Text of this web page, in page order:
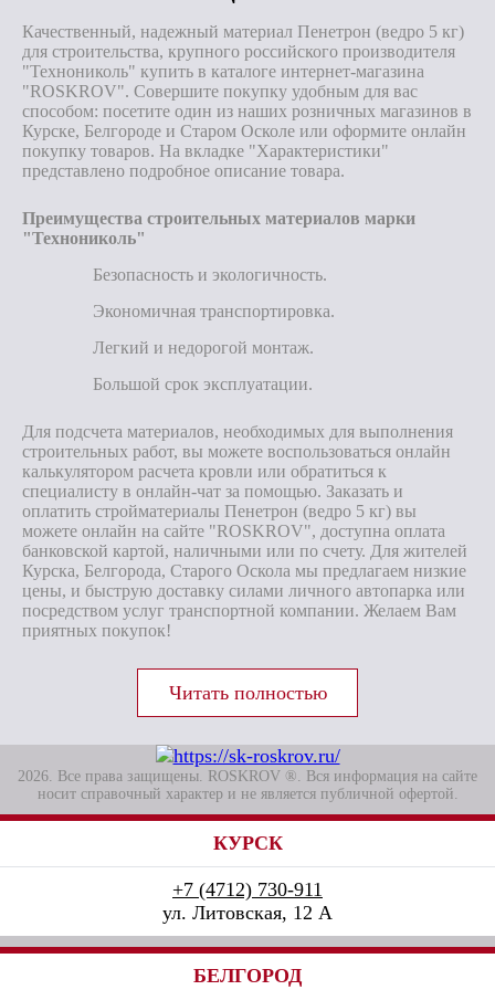
Качественный, надежный материал Пенетрон (ведро 5 кг)
для строительства, крупного российского производителя
"Технониколь" купить в каталоге интернет-магазина
"ROSKROV". Совершите покупку удобным для вас
способом: посетите один из наших розничных магазинов в
Курске, Белгороде и Старом Осколе или оформите онлайн
покупку товаров. На вкладке "Характеристики"
представлено подробное описание товара.
Преимущества строительных материалов марки
"Технониколь"
Безопасность и экологичность.
Экономичная транспортировка.
Легкий и недорогой монтаж.
Большой срок эксплуатации.
Для подсчета материалов, необходимых для выполнения
строительных работ, вы можете воспользоваться онлайн
калькулятором расчета кровли или обратиться к
специалисту в онлайн-чат за помощью. Заказать и
оплатить стройматериалы Пенетрон (ведро 5 кг) вы
можете онлайн на сайте "ROSKROV", доступна оплата
банковской картой, наличными или по счету. Для жителей
Курска, Белгорода, Старого Оскола мы предлагаем низкие
цены, и быструю доставку силами личного автопарка или
посредством услуг транспортной компании. Желаем Вам
приятных покупок!
2026. Все права защищены. ROSKROV ®. Вся информация на сайте
носит справочный характер и не является публичной офертой.
КУРСК
+7 (4712) 730-911
ул. Литовская, 12 А
БЕЛГОРОД